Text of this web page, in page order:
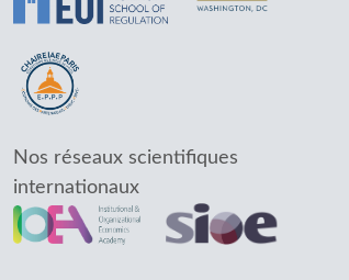
Nos réseaux scientifiques
internationaux